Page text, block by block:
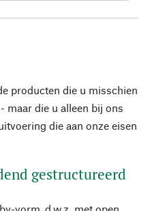
producten die u misschien
maar die u alleen bij ons
die aan onze eisen
gestructureerd